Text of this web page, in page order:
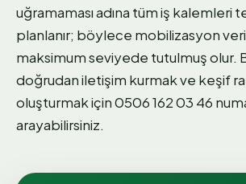
uğramaması adına tüm iş kalemleri
planlanır; böylece mobilizasyon
maksimum seviyede tutulmuş olur.
doğrudan iletişim kurmak ve keşif
oluşturmak için 0506 162 03 46
arayabilirsiniz.